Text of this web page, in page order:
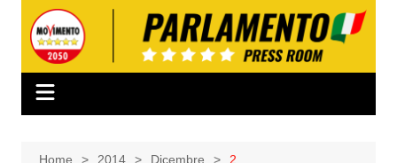
contenuto
Home 2014 Dicembre 2